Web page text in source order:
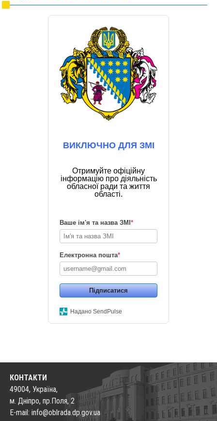
ВИКЛЮЧНО ДЛЯ ЗМІ
Отримуйте офіційну
інформацію про діяльність
обласної ради та життя
області.
Ваше ім'я та назва ЗМІ *
Електронна пошта*
Підписатися
Надано SendPulse
КОНТАКТИ
49004, Україна,
м. Дніпро, пр.Поля, 2
E-mail: info@oblrada.dp.gov.ua